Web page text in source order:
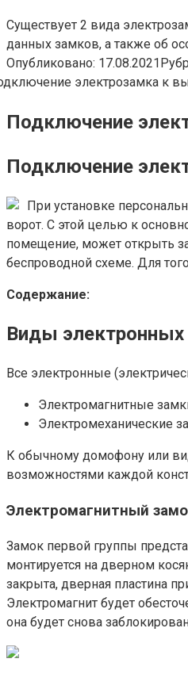
Существует 2 вида
данных замков, а также об
Опубликовано: 17.08.2021
Подключение
Подключение
При установке
ворот. С этой целью к
помещение, может открыть
беспроводной схеме. Для
Содержание:
Виды
Все электронные
Электромагнитные
Электромеханические
К обычному домофону или
возможностями каждой
Электромагнитный
Замок первой группы
монтируется на дверном
закрыта, дверная пластина
Электромагнит будет
она будет снова